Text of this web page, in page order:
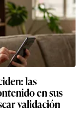
las
en sus
validación